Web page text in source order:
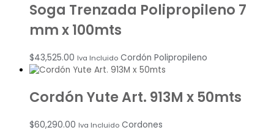
Soga Trenzada Polipropileno 7
mm x 100mts
$43,525.00 Iva Incluido Cordón Polipropileno
Cordón Yute Art. 913M x 50mts
$60,290.00 Iva Incluido Cordones